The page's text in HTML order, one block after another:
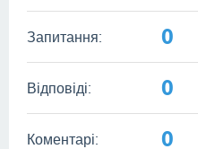
Запитання: 0
Відповіді: 0
Коментарі: 0